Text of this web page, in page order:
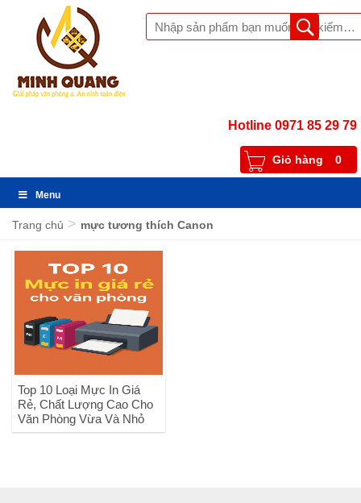
Hotline 0971 85 29 79
Giỏ hàng 0
Menu
Trang chủ > mực tương thích Canon
Top 10 Loại Mực In Giá
Rẻ, Chất Lượng Cao Cho
Văn Phòng Vừa Và Nhỏ